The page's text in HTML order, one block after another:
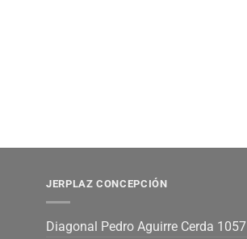
JERPLAZ CONCEPCIÓN
Diagonal Pedro Aguirre Cerda 1057